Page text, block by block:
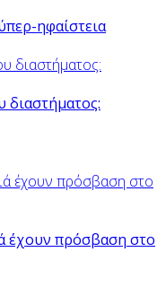
ηφαίστεια
διαστήματος:
έχουν πρόσβαση στο